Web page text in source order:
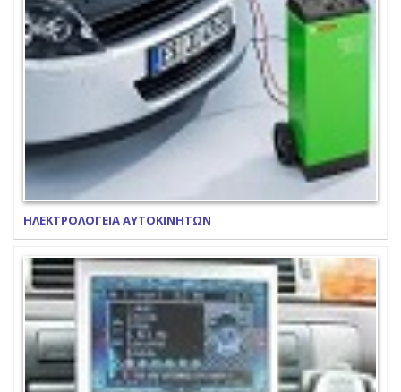
ΗΛΕΚΤΡΟΛΟΓΕΙΑ ΑΥΤΟΚΙΝΗΤΩΝ